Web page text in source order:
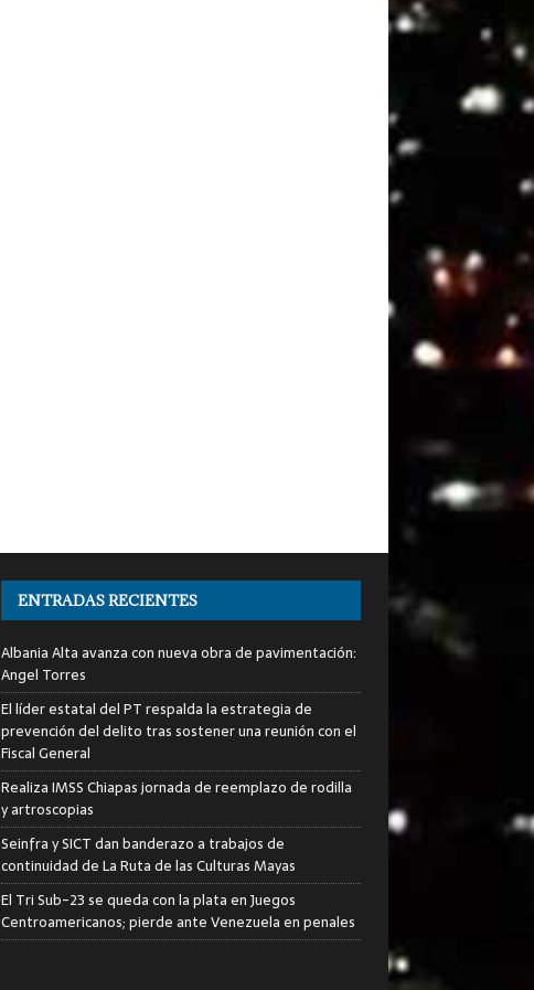
ENTRADAS RECIENTES
Albania Alta avanza con nueva obra de pavimentación:
Angel Torres
El líder estatal del PT respalda la estrategia de
prevención del delito tras sostener una reunión con el
Fiscal General
Realiza IMSS Chiapas jornada de reemplazo de rodilla
y artroscopias
Seinfra y SICT dan banderazo a trabajos de
continuidad de La Ruta de las Culturas Mayas
El Tri Sub-23 se queda con la plata en Juegos
Centroamericanos; pierde ante Venezuela en penales